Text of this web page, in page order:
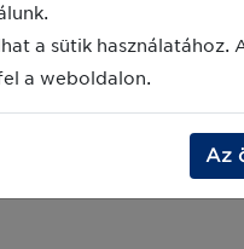
a sütik használatához.
a weboldalon.
Az